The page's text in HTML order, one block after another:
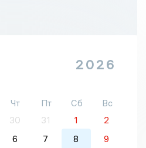
2026
Чт Пт Сб
Вс
30 31 1
2
6 7 8
9